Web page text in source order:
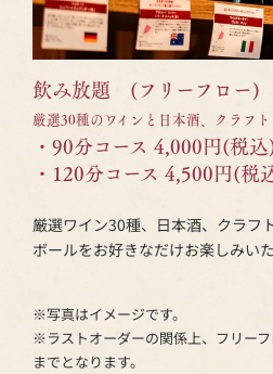
飲み放題 (フリーフロー)
厳選30種のワインと日本酒、クラフ
・90分コース 4,000円(税
・120分コース 4,500円(税
厳選ワイン30種、日本酒、クラフ
ボールをお好きなだけお楽しみいた
※写真はイメージです。
※ラストオーダーの関係上、フリー
までとなります。